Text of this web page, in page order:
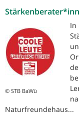
© STB BaWü
In
Naturfreundehaus...